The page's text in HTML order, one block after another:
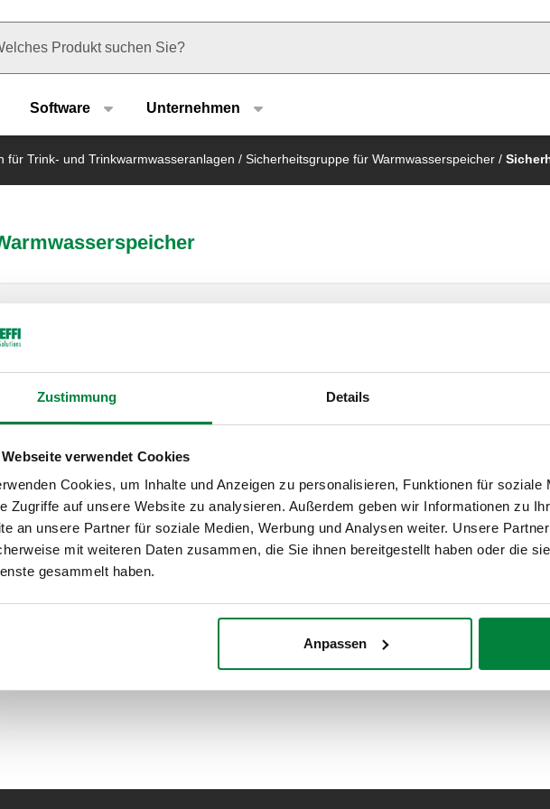
Zustimmung Details
Webseite verwendet Cookies
Cookies, um Inhalte und Anzeigen zu personalisieren, Funktionen für soziale
Zugriffe auf unsere Website zu analysieren. Außerdem geben wir Informationen zu
an unsere Partner für soziale Medien, Werbung und Analysen weiter. Unsere
mit weiteren Daten zusammen, die Sie ihnen bereitgestellt haben oder die
gesammelt haben.
Anpassen
Software Unternehmen
für Trink- und Trinkwarmwasseranlagen / Sicherheitsgruppe für Warmwasserspeicher /
für
für waagrechte
oder senkrechte Installationen.